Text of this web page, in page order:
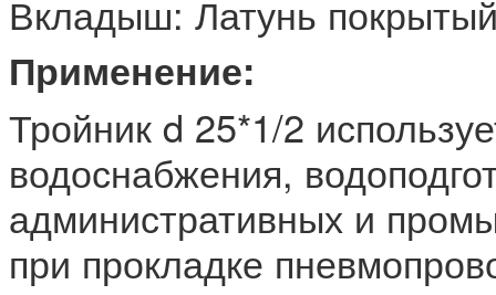
Вкладыш: Латунь
Применение:
Тройник d 25*1/2
водоснабжения,
административных и
при прокладке